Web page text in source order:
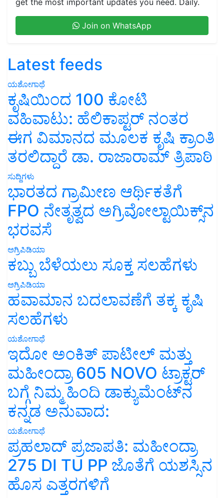
Join on WhatsApp
Latest feeds
ಯಶೋಗಾಥೆ
ಕೃಷಿಯಿಂದ 100 ಕೋಟಿ
ವಹಿವಾಟು: ಹೆಲಿಕಾಪ್ಟರ್ ನಂತರ
ಈಗ ವಿಮಾನದ ಮೂಲಕ ಕೃಷಿ ಕ್ರಾಂತಿ
ತರಲಿದ್ದಾರೆ ಡಾ. ರಾಜಾರಾಮ್ ತ್ರಿಪಾಠಿ
ಸುದ್ದಿಗಳು
ಭಾರತದ ಗ್ರಾಮೀಣ ಆರ್ಥಿಕತೆಗೆ
FPO ನೇತೃತ್ವದ ಅಗ್ರಿವೋಲ್ಟಾಯಿಕ್ಸ್‌ನ
ಭರವಸೆ
ಅಗ್ರಿಪಿಡಿಯಾ
ಕಬ್ಬು ಬೆಳೆಯಲು ಸೂಕ್ತ ಸಲಹೆಗಳು
ಅಗ್ರಿಪಿಡಿಯಾ
ಹವಾಮಾನ ಬದಲಾವಣೆಗೆ ತಕ್ಕ ಕೃಷಿ
ಸಲಹೆಗಳು
ಯಶೋಗಾಥೆ
ಇದೋ ಅಂಕಿತ್ ಪಾಟೀಲ್ ಮತ್ತು
ಮಹೀಂದ್ರಾ 605 NOVO ಟ್ರಾಕ್ಟರ್
ಬಗ್ಗೆ ನಿಮ್ಮ ಹಿಂದಿ ಡಾಕ್ಯುಮೆಂಟ್‌ನ
ಕನ್ನಡ ಅನುವಾದ:
ಯಶೋಗಾಥೆ
ಪ್ರಹಲಾದ್ ಪ್ರಜಾಪತಿ: ಮಹೀಂದ್ರಾ
275 DI TU PP ಜೊತೆಗೆ ಯಶಸ್ಸಿನ
ಹೊಸ ಎತ್ತರಗಳಿಗೆ